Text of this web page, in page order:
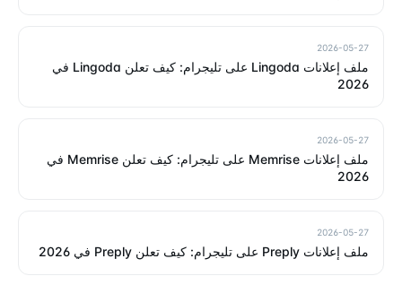
2026-05-27
ملف إعلانات Lingoda على تليجرام: كيف تعلن Lingoda في
2026
2026-05-27
ملف إعلانات Memrise على تليجرام: كيف تعلن Memrise في
2026
2026-05-27
ملف إعلانات Preply على تليجرام: كيف تعلن Preply في 2026